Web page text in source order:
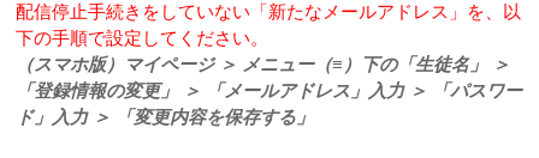
配信停止手続きをしていない「新たなメールアドレス」を、以
下の手順で設定してください。
（スマホ版）マイページ ＞ メニュー（≡）下の「生徒名」 ＞
「登録情報の変更」 ＞ 「メールアドレス」入力 ＞ 「パスワー
ド」入力 ＞ 「変更内容を保存する」